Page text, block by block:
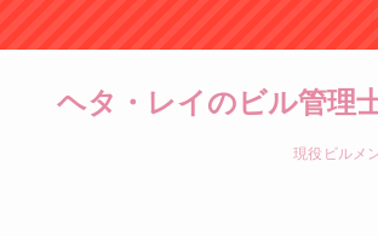
ヘタ・レイのビル管理
現役ビルメ